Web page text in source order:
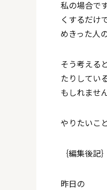
私の場合で
くするだけ
めきった人
そう考える
たりしてい
もしれません
やりたいこ
｛編集後記｝
昨日の